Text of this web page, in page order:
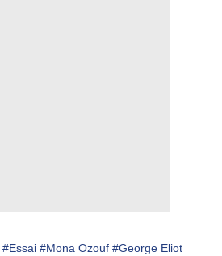
#Essai #Mona Ozouf #George Eliot